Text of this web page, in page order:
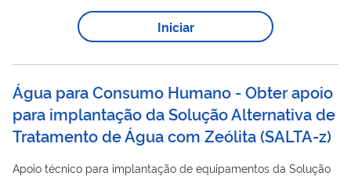
Iniciar
Água para Consumo Humano - Obter apoio
para implantação da Solução Alternativa de
Tratamento de Água com Zeólita(SALTA-z)
Apoio técnico para implantação de equipamentos da Solução